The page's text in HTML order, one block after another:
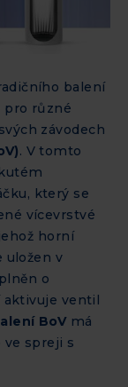
balení
pro různé
závodech
. V tomto
který se
vícevrstvé
horní
uložen v
o
aktivuje ventil
BoV má
spreji s